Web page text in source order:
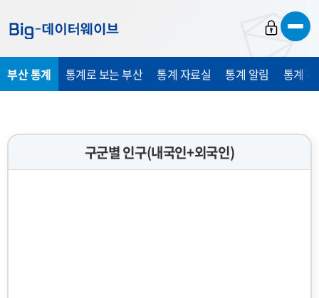
가
가
가
부산 통계 통계로 보는 부산 통계 자료실 통계 알림 통계
구군별 인구(내국인+외국인)